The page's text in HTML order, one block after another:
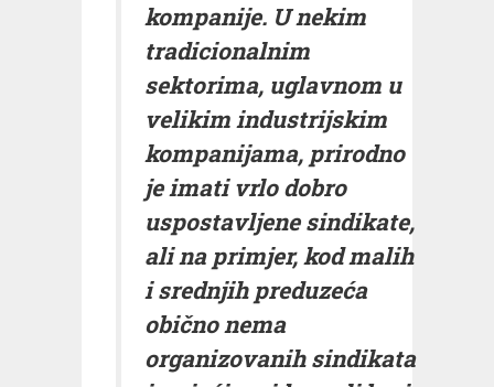
kompanije. U nekim
tradicionalnim
sektorima, uglavnom u
velikim industrijskim
kompanijama, prirodno
je imati vrlo dobro
uspostavljene sindikate,
ali na primjer, kod malih
i srednjih preduzeća
obično nema
organizovanih sindikata